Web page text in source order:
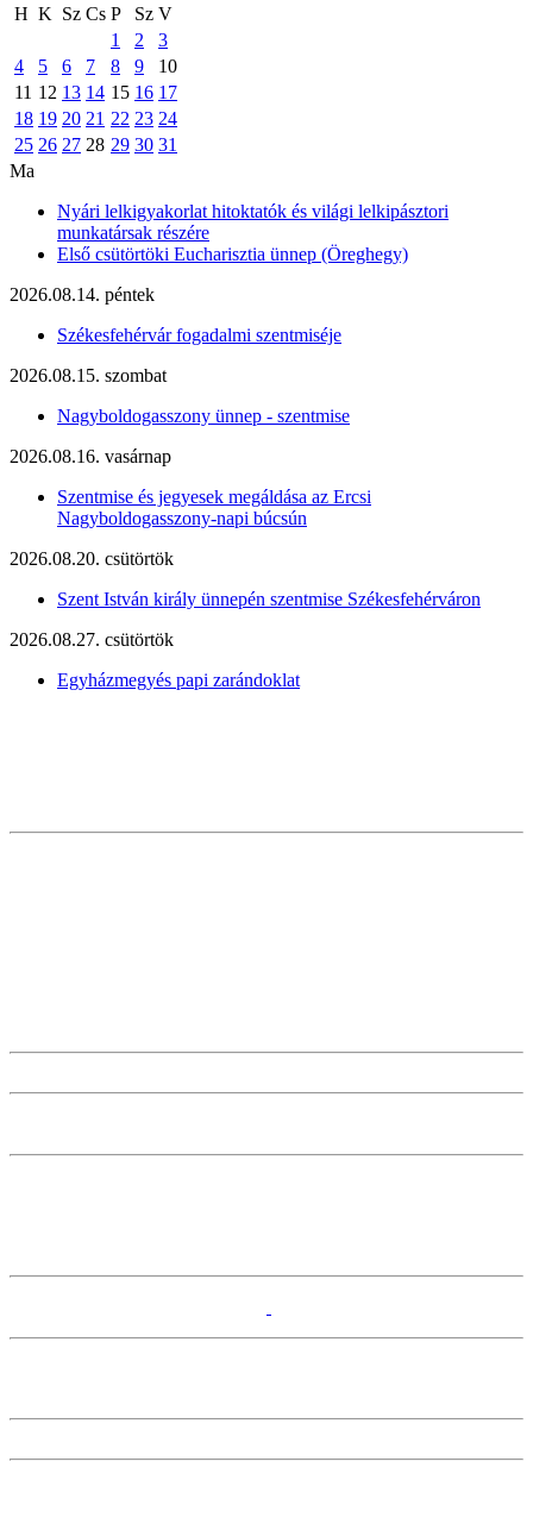
H K Sz Cs P Sz V
1
2
3
4
5 6 7 8 9
10
11 12 13 14 15 16 17
18 19 20 21 22 23 24
25 26 27 28 29 30 31
Ma
Nyári lelkigyakorlat hitoktatók és világi lelkipásztori
munkatársak részére
Első csütörtöki Eucharisztia ünnep (Öreghegy)
2026.08.14. péntek
Székesfehérvár fogadalmi szentmiséje
2026.08.15. szombat
Nagyboldogasszony ünnep - szentmise
2026.08.16. vasárnap
Szentmise és jegyesek megáldása az Ercsi
Nagyboldogasszony-napi búcsún
2026.08.20. csütörtök
Szent István király ünnepén szentmise Székesfehérváron
2026.08.27. csütörtök
Egyházmegyés papi zarándoklat